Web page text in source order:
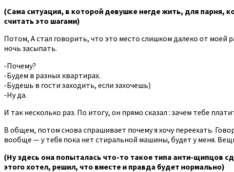
(Сама ситуация, в которой девушке негде жить, для
считать это шагами)
Потом, А стал говорить, что это место слишком далеко от
ночь засыпать.
-Почему?
-Будем в разных квартирах.
-Будешь в гости заходить, если захочешь)
-Ну да.
И так несколько раз. По итогу, он прямо сказал : зачем тебе
В общем, потом снова спрашивает почему я хочу переехать.
вообще — у тебя пока нет стиральной машины, будет у меня.
(Ну здесь она попыталась что-то такое типа анти-щипцов
этого хотел, решил, что вместе и правда будет нормально)